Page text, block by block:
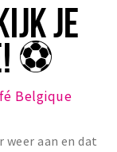
JE
⚽️
Belgique
aan en dat